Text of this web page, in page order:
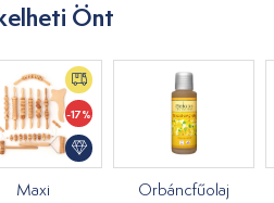
Önt
-17%
Maxi
Orbáncfűolaj